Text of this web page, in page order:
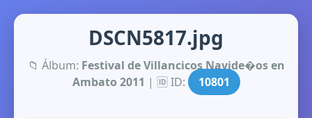
DSCN5817.jpg
📁 Álbum: Festival de Villancicos Navide�os en
Ambato 2011 | 🆔 ID: 10801